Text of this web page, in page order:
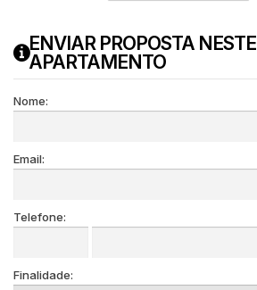
ENVIAR PROPOSTA NESTE
APARTAMENTO
Nome:
Email:
Telefone:
Finalidade: